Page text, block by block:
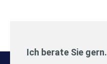
Ich berate Sie